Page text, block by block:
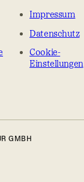
Impressum
Datenschutz
Cookie-
Einstellungen
GMBH